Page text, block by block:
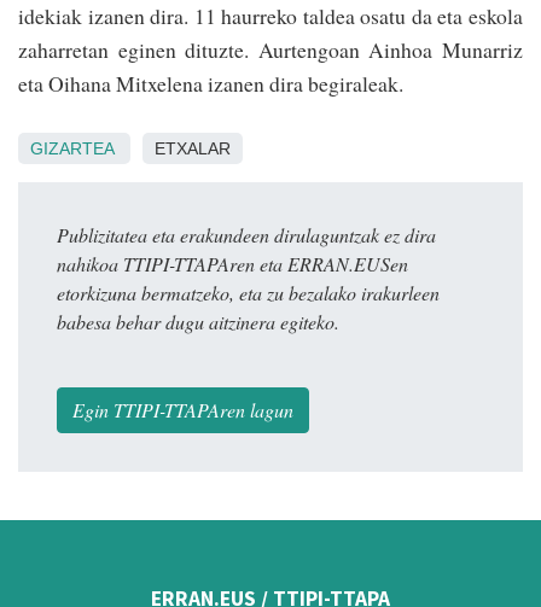
idekiak izanen dira. 11 haurreko taldea osatu da eta eskola
zaharretan eginen dituzte. Aurtengoan Ainhoa Munarriz
eta Oihana Mitxelena izanen dira begiraleak.
GIZARTEA ETXALAR
Publizitatea eta erakundeen dirulaguntzak ez dira
nahikoa TTIPI-TTAPAren eta ERRAN.EUSen
etorkizuna bermatzeko, eta zu bezalako irakurleen
babesa behar dugu aitzinera egiteko.
Egin TTIPI-TTAPAren lagun
ERRAN.EUS / TTIPI-TTAPA